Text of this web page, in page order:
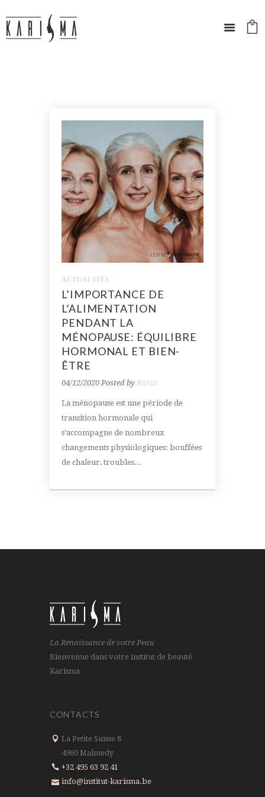
ACTUALITÉS
L’IMPORTANCE DE
L’ALIMENTATION
PENDANT LA
MÉNOPAUSE: ÉQUILIBRE
HORMONAL ET BIEN-
ÊTRE
04/12/2020 Posted by Karin
La ménopause est une période de
transition hormonale qui
s’accompagne de nombreux
changements physiologiques: bouffées
de chaleur, troubles...
La Renaissance de votre Peau
Bienvenue dans votre institut de beauté
Karisma
CONTACTS
La Petite Suisse 8
4960 Malmedy
+32 495 63 92 41
info@institut-karisma.be